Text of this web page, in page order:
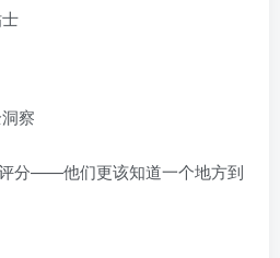
察
分——他们更该知道一个地方到